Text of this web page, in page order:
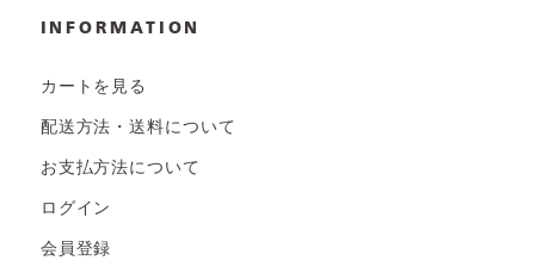
INFORMATION
カートを見る
配送方法・送料について
お支払方法について
ログイン
会員登録